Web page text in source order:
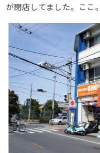
が閉店してました。ここ。